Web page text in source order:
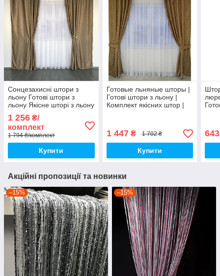
Сонцезахисні штори з
льону Готові штори з
льону Якісне шторі з льону
Кавові штори
1 256 ₴/
комплект
1 794 ₴/комплект
Купити
Готовые льняные шторы |
Готові штори з льону |
Комплект якісних штор |
1 447₴ 1 702 ₴
Купити
643
Акційні пропозиції та новинки
–15% –15%